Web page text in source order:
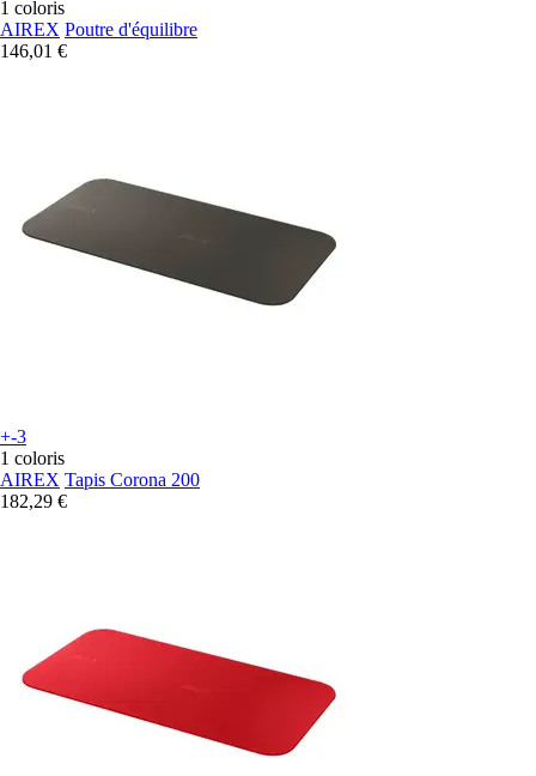
1 coloris
AIREX Poutre d'équilibre
146,01 €
+-3
1 coloris
AIREX Tapis Corona 200
182,29 €